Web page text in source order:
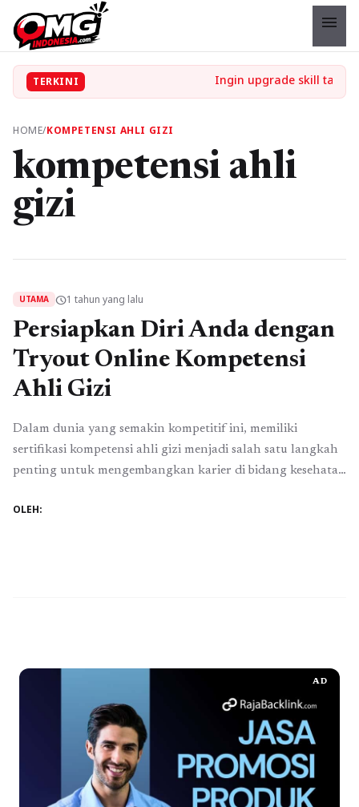
menu
TERKINI
HOME/KOMPETENSI AHLI GIZI
kompetensi ahli
gizi
UTAMA schedule1 tahun yang lalu
Persiapkan Diri Anda dengan
Tryout Online Kompetensi
Ahli Gizi
Dalam dunia yang semakin kompetitif ini, memiliki
sertifikasi kompetensi ahli gizi menjadi salah satu langkah
penting untuk mengembangkan karier di bidang kesehatan
berusaha mempersiapkan diri melalui berbagai cara, salah
OLEH:
AD